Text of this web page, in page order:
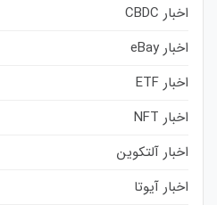
اخبار CBDC
اخبار eBay
اخبار ETF
اخبار NFT
اخبار آلتکوین
اخبار آیوتا